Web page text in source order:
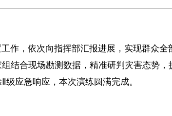
作，依次向指挥部汇报进展，实现群众
结合现场勘测数据，精准研判灾害态势
应急响应，本次演练圆满完成。